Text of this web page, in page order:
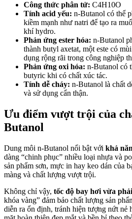
Công thức phân tử: C4H10O
Tính acid yếu: n-Butanol có thể
kiềm mạnh như natri để tạo ra
khí hydro.
Phản ứng ester hóa: n-Butanol
thành butyl axetat, một este có
dụng rộng rãi trong công nghiệp
Phản ứng oxi hóa: n-Butanol có
butyric khi có chất xúc tác.
Tính dễ cháy: n-Butanol là chất
và sử dụng cẩn thận.
Ưu điểm vượt trội của
Butanol
Dung môi n-Butanol nổi bật với khả
dàng “chinh phục” nhiều loại nhựa và
sản phẩm sơn, mực in hay keo dán của
màng và chất lượng vượt trội.
Không chỉ vậy, tốc độ bay hơi vừa phải
khóa vàng” đảm bảo chất lượng sản
diễn ra ổn định, tránh hiện tượng nứt nẻ